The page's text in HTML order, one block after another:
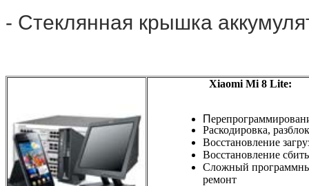
- Стеклянная крышка
Xiaomi Mi 8 Lite:
П
Раскодировка,
Восстановление
Восстановление
Сложный
ремонт